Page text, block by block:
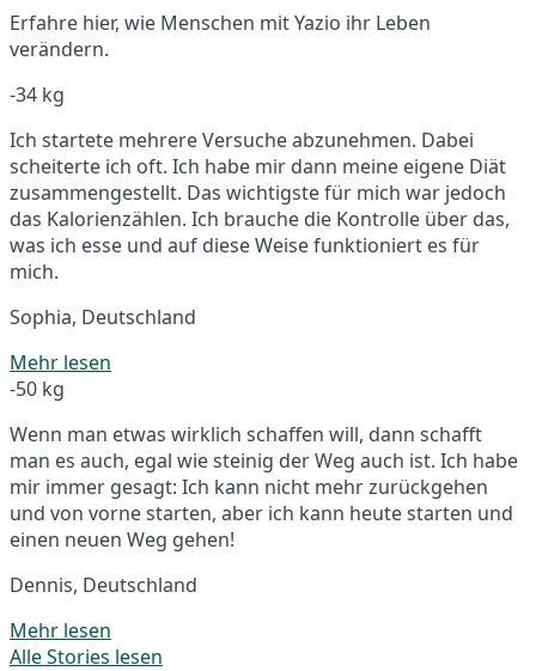
Erfahre hier, wie Menschen mit Yazio ihr Leben
verändern.
-34 kg
Ich startete mehrere Versuche abzunehmen. Dabei
scheiterte ich oft. Ich habe mir dann meine eigene Diät
zusammengestellt. Das wichtigste für mich war jedoch
das Kalorienzählen. Ich brauche die Kontrolle über das,
was ich esse und auf diese Weise funktioniert es für
mich.
Sophia, Deutschland
Mehr lesen
-50 kg
Wenn man etwas wirklich schaffen will, dann schafft
man es auch, egal wie steinig der Weg auch ist. Ich habe
mir immer gesagt: Ich kann nicht mehr zurückgehen
und von vorne starten, aber ich kann heute starten und
einen neuen Weg gehen!
Dennis, Deutschland
Mehr lesen
Alle Stories lesen